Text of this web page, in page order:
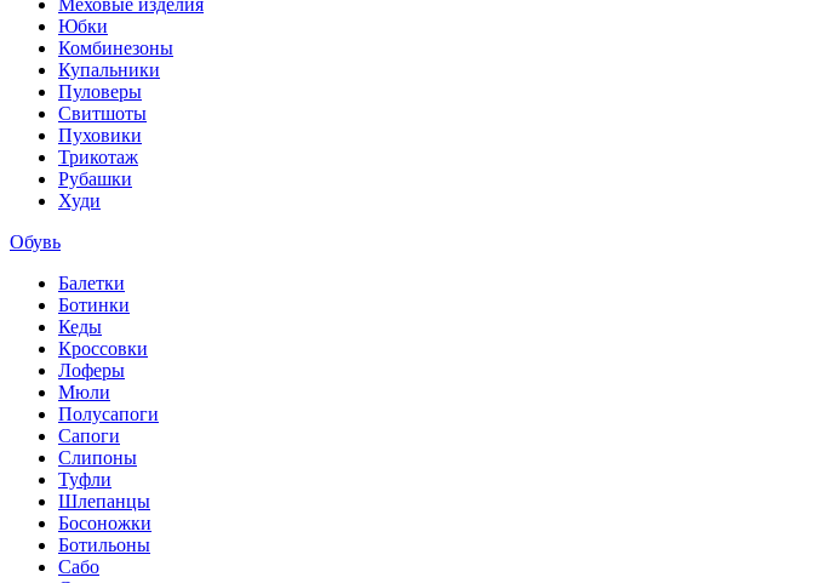
Меховые изделия
Юбки
Комбинезоны
Купальники
Пуловеры
Свитшоты
Пуховики
Трикотаж
Рубашки
Худи
Обувь
Балетки
Ботинки
Кеды
Кроссовки
Лоферы
Мюли
Полусапоги
Сапоги
Слипоны
Туфли
Шлепанцы
Босоножки
Ботильоны
Сабо